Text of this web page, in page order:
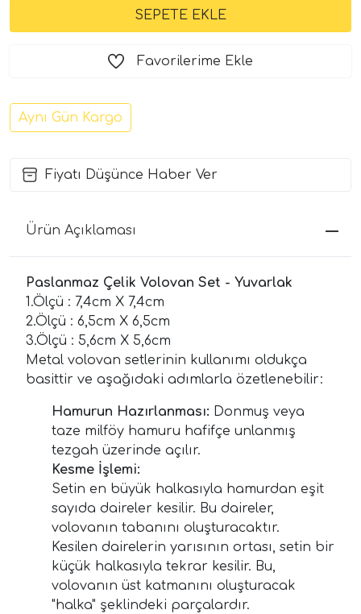
Favorilerime Ekle
Aynı Gün Kargo
Fiyatı Düşünce Haber Ver
Ürün Açıklaması
Paslanmaz Çelik Volovan Set - Yuvarlak
1.Ölçü : 7,4cm X 7,4cm
2.Ölçü : 6,5cm X 6,5cm
3.Ölçü : 5,6cm X 5,6cm
Metal volovan setlerinin kullanımı oldukça
basittir ve aşağıdaki adımlarla özetlenebilir:
Hamurun Hazırlanması: Donmuş veya
taze milföy hamuru hafifçe unlanmış
tezgah üzerinde açılır.
Kesme İşlemi:
Setin en büyük halkasıyla hamurdan eşit
sayıda daireler kesilir. Bu daireler,
volovanın tabanını oluşturacaktır.
Kesilen dairelerin yarısının ortası, setin bir
küçük halkasıyla tekrar kesilir. Bu,
volovanın üst katmanını oluşturacak
"halka" şeklindeki parçalardır.